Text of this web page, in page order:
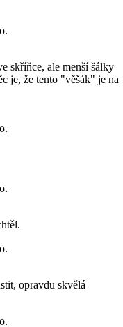
skříňce, ale menší šálky
je, že tento "věšák" je na
opravdu skvělá